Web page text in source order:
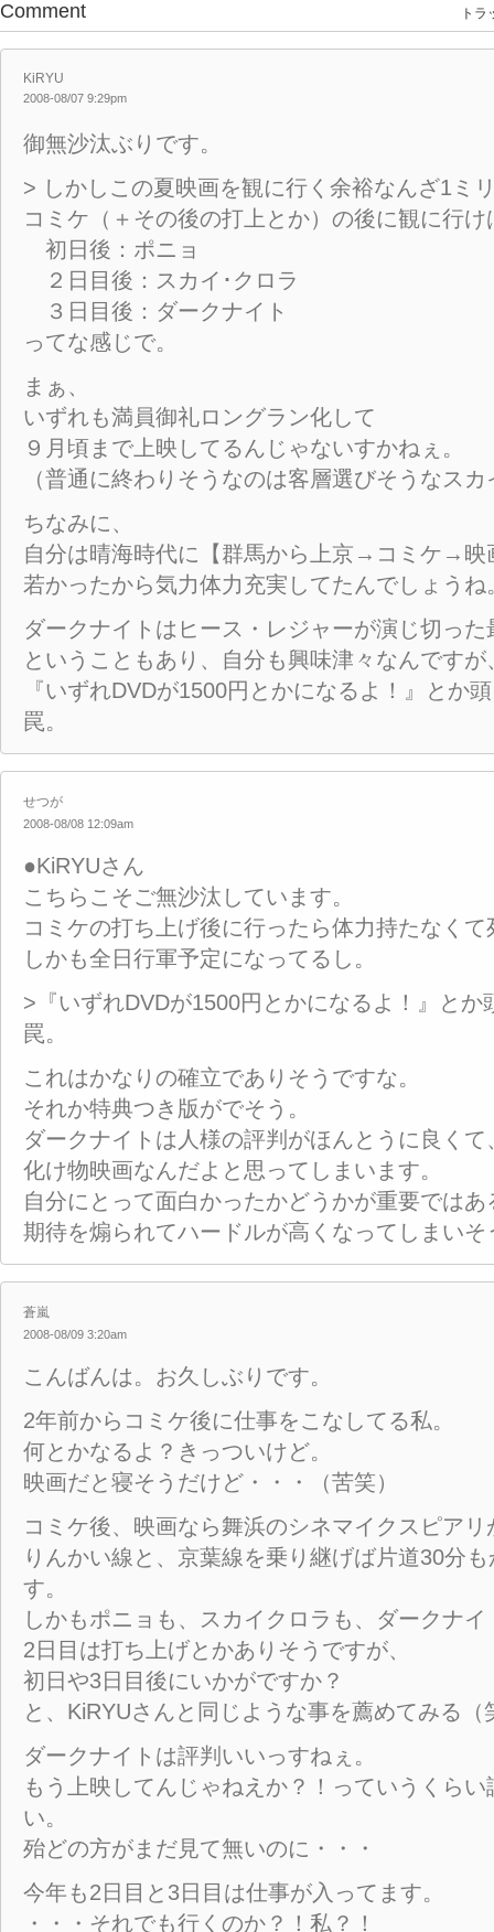
Comment トラ
KiRYU
2008-08/07 9:29pm
御無沙汰ぶりです。
> しかしこの夏映画を観に行く余裕なんざ1ミ
コミケ（＋その後の打上とか）の後に観に行
初日後：ポニョ
２日目後：スカイ･クロラ
３日目後：ダークナイト
ってな感じで。
まぁ、
いずれも満員御礼ロングラン化して
９月頃まで上映してるんじゃないすかねぇ。
（普通に終わりそうなのは客層選びそうなス
ちなみに、
自分は晴海時代に【群馬から上京→コミケ→映
若かったから気力体力充実してたんでしょうね
ダークナイトはヒース・レジャーが演じ切った
ということもあり、自分も興味津々なんですが
『いずれDVDが1500円とかになるよ！』とか
罠。
せつが
2008-08/08 12:09am
●KiRYUさん
こちらこそご無沙汰しています。
コミケの打ち上げ後に行ったら体力持たなく
しかも全日行軍予定になってるし。
>『いずれDVDが1500円とかになるよ！』とか
罠。
これはかなりの確立でありそうですな。
それか特典つき版がでそう。
ダークナイトは人様の評判がほんとうに良く
化け物映画なんだよと思ってしまいます。
自分にとって面白かったかどうかが重要ではあ
期待を煽られてハードルが高くなってしまい
蒼嵐
2008-08/09 3:20am
こんばんは。お久しぶりです。
2年前からコミケ後に仕事をこなしてる私。
何とかなるよ？きっついけど。
映画だと寝そうだけど・・・（苦笑）
コミケ後、映画なら舞浜のシネマイクスピア
りんかい線と、京葉線を乗り継げば片道30分
す。
しかもポニョも、スカイクロラも、ダークナ
2日目は打ち上げとかありそうですが、
初日や3日目後にいかがですか？
と、KiRYUさんと同じような事を薦めてみる（
ダークナイトは評判いいっすねぇ。
もう上映してんじゃねえか？！っていうくら
い。
殆どの方がまだ見て無いのに・・・
今年も2日目と3日目は仕事が入ってます。
・・・それでも行くのか？！私？！